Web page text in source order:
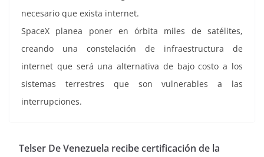
necesario que exista internet.
SpaceX planea poner en órbita miles de satélites,
creando una constelación de infraestructura de
internet que será una alternativa de bajo costo a los
sistemas terrestres que son vulnerables a las
interrupciones.
Telser De Venezuela recibe certificación de la